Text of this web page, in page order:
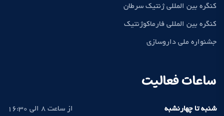
کنگره بین المللی ژنتیک سرطان
کنگره بین المللی فارماکوژنتیک
جشنواره ملی داروسازی
ساعات فعالیت
شنبه تا چهارنشبه از ساعت 8 الی 16:30